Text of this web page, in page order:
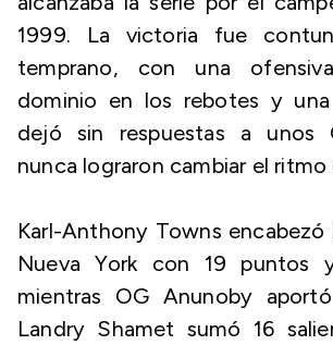
1999. La victoria fue
temprano, con una
dominio en los rebotes y
dejó sin respuestas a unos
nunca lograron cambiar el
Karl-Anthony Towns
Nueva York con 19 puntos
mientras OG Anunoby
Landry Shamet sumó 16